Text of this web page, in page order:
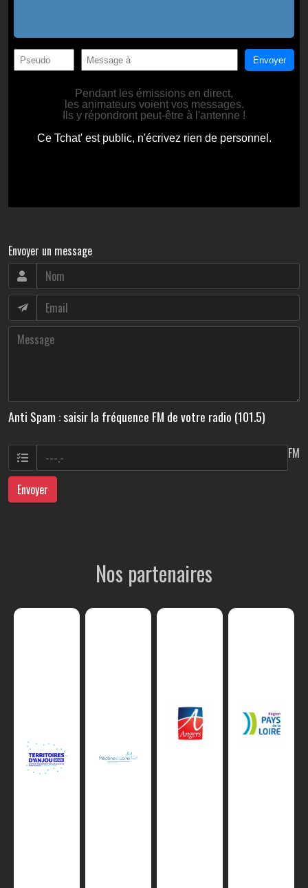
Envoyer un message
Anti Spam : saisir la fréquence FM de votre radio (101.5)
FM
Envoyer
Nos partenaires